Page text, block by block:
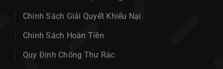
Chính Sách Giải Quyết Khiếu Nại
Chính Sách Hoàn Tiền
Quy Định Chống Thư Rác